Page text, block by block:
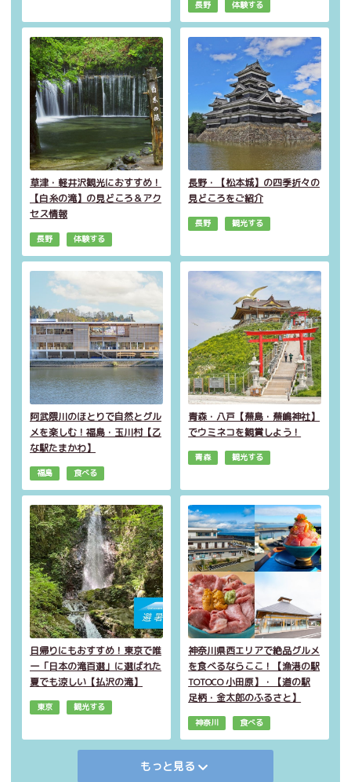
長野 体験する
草津・軽井沢観光におすすめ！
【白糸の滝】の見どころ＆アク
セス情報
長野 体験する
長野・【松本城】の四季折々の
見どころをご紹介
長野 観光する
阿武隈川のほとりで自然とグル
メを楽しむ！福島・玉川村【乙
な駅たまかわ】
福島 食べる
青森・八戸【蕪島・蕪嶋神社】
でウミネコを観賞しよう！
青森 観光する
日帰りにもおすすめ！東京で唯
一「日本の滝百選」に選ばれた
夏でも涼しい【払沢の滝】
東京 観光する
神奈川県西エリアで絶品グルメ
を食べるならここ！【漁港の駅
TOTOCO 小田原】・【道の駅
足柄・金太郎のふるさと】
神奈川 食べる
もっと見る